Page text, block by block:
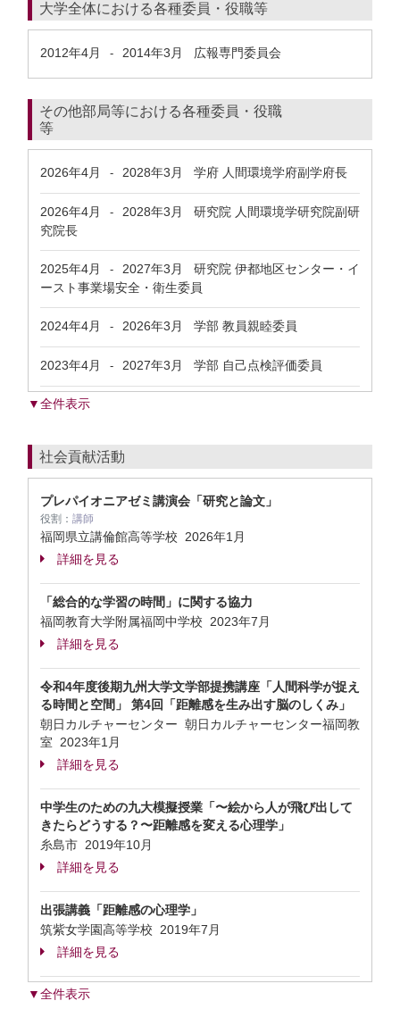
大学全体における各種委員・役職等
2012年4月 - 2014年3月 広報専門委員会
その他部局等における各種委員・役職
等
2026年4月 - 2028年3月 学府 人間環境学府副学府長
2026年4月 - 2028年3月
研究院 人間環境学研究院副研
究院長
2025年4月 - 2027年3月
研究院 伊都地区センター・イ
ースト事業場安全・衛生委員
2024年4月 - 2026年3月 学部 教員親睦委員
2023年4月 - 2027年3月 学部 自己点検評価委員
▼全件表示
社会貢献活動
プレパイオニアゼミ講演会「研究と論文」
役割： 講師
福岡県立講倫館高等学校 2026年1月
詳細を見る
「総合的な学習の時間」に関する協力
福岡教育大学附属福岡中学校 2023年7月
詳細を見る
令和4年度後期九州大学文学部提携講座「人間科学が捉え
る時間と空間」 第4回「距離感を生み出す脳のしくみ」
朝日カルチャーセンター 朝日カルチャーセンター福岡教
室 2023年1月
詳細を見る
中学生のための九大模擬授業「〜絵から人が飛び出して
きたらどうする？〜距離感を変える心理学」
糸島市 2019年10月
詳細を見る
出張講義「距離感の心理学」
筑紫女学園高等学校 2019年7月
詳細を見る
▼全件表示